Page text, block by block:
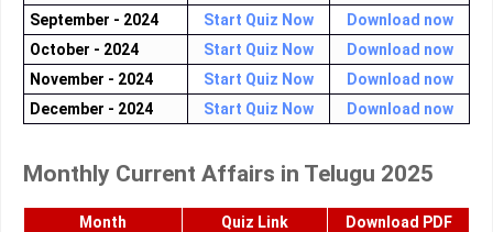
September - 2024
Start Quiz Now
Download now
October - 2024
Start Quiz Now
Download now
November - 2024
Start Quiz Now
Download now
December - 2024
Start Quiz Now Download now
Monthly Current Affairs in Telugu 2025
Month Quiz Link
Download PDF